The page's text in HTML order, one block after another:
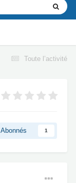
Toute l’activité
Abonnés 1